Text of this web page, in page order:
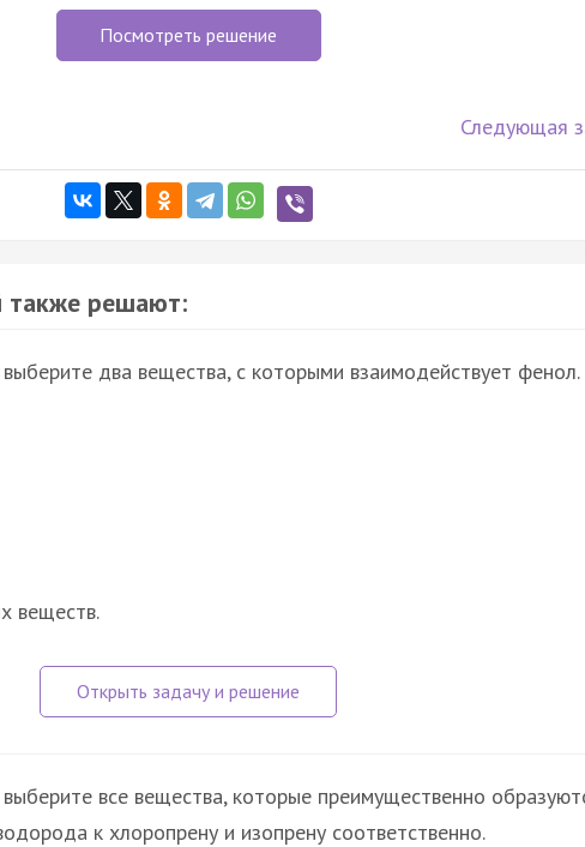
Посмотреть решение
Следующая
также решают:
два вещества, с которыми взаимодействует фенол.
веществ.
все вещества, которые преимущественно
к хлоропрену и изопрену соответственно.